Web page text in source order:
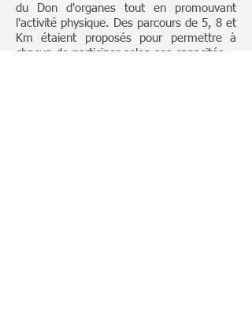
du Don d'organes tout en promouvant
l'activité physique. Des parcours de 5, 8 et
Km étaient proposés pour permettre à
chacun de participer selon ses capacités.